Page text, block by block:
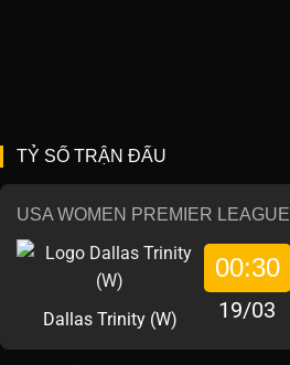
TỶ SỐ TRẬN ĐẤU
USA WOMEN PREMIER LEAGUE
Dallas Trinity (W)
00:30
19/03